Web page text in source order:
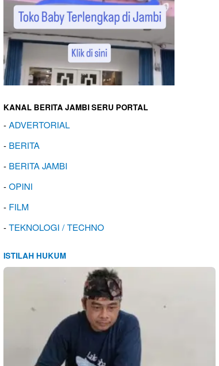
KANAL BERITA JAMBI SERU PORTAL
-ADVERTORIAL
- BERITA
- BERITA JAMBI
-OPINI
- FILM
-TEKNOLOGI / TECHNO
ISTILAH HUKUM